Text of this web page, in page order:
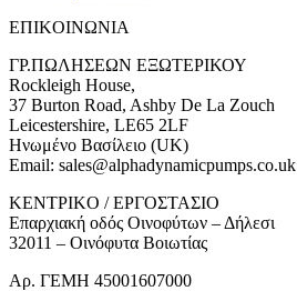
ΕΠΙΚOIΝΩΝΙΑ
ΓΡ.ΠΩΛΗΣΕΩΝ ΕΞΩΤΕΡΙΚΟΥ
Rockleigh House,
37 Burton Road, Ashby De La Zouch
Leicestershire, LE65 2LF
Ηνωμένο Βασίλειο (UK)
Email: sales@alphadynamicpumps.co.uk
KENTΡIKO / ΕΡΓΟΣΤΑΣΙΟ
Επαρχιακή οδός Οινοφύτων – Δήλεσι
32011 – Οινόφυτα Βοιωτίας
Αρ. ΓΕΜΗ 45001607000